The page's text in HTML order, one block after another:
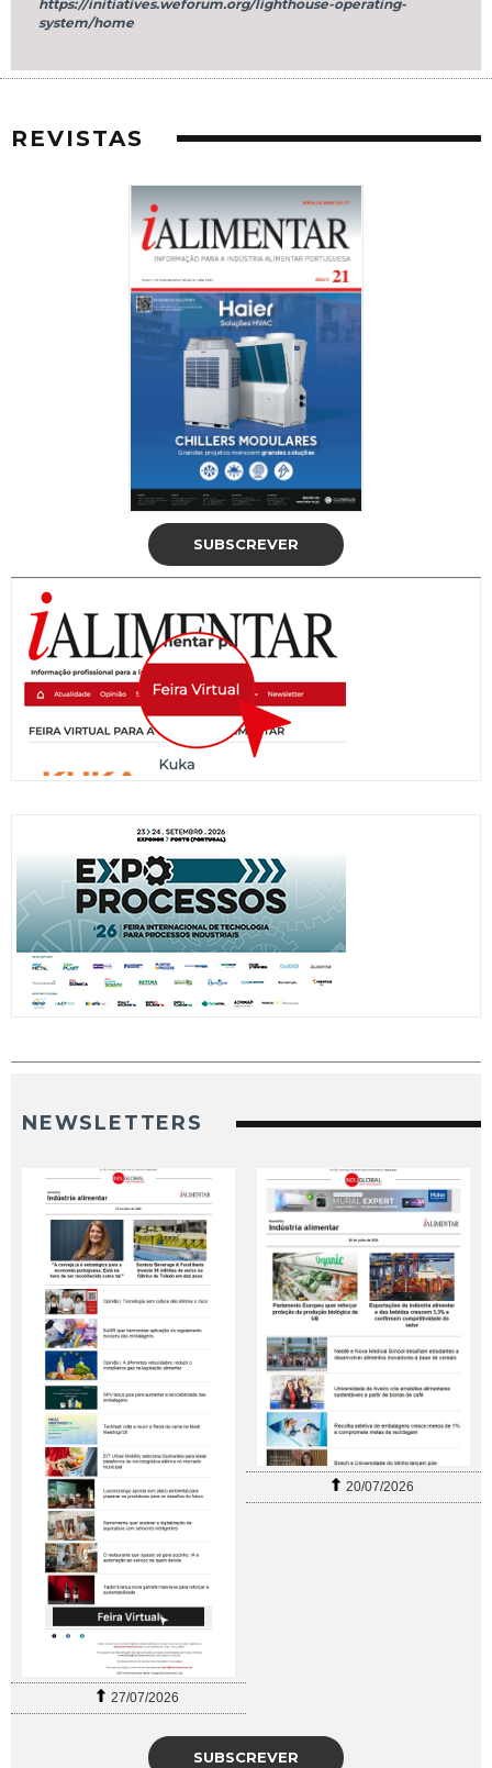
https://initiatives.weforum.org/lighthouse-operating-
system/home
REVISTAS
SUBSCREVER
NEWSLETTERS
27/07/2026
20/07/2026
SUBSCREVER